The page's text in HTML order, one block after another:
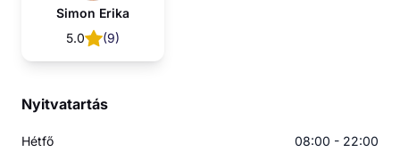
Simon Erika
5.0
(9)
Nyitvatartás
Hétfő
08:00 - 22:00